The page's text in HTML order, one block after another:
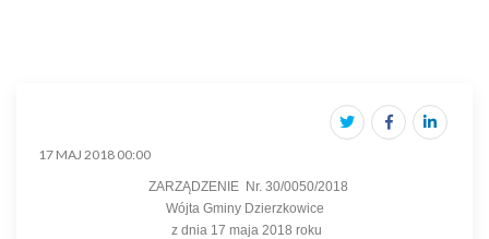
17 MAJ 2018 00:00
ZARZĄDZENIE Nr. 30/0050/2018
Wójta Gminy Dzierzkowice
z dnia 17 maja 2018 roku